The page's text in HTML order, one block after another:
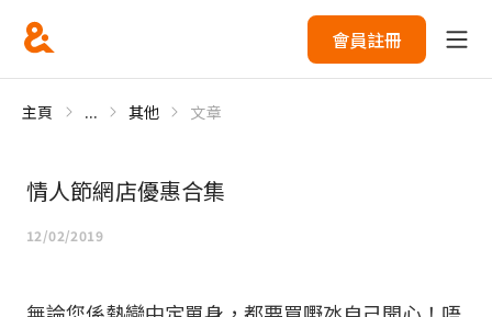
會員註冊
主頁 ... 其他 文章
情人節網店優惠合集
12/02/2019